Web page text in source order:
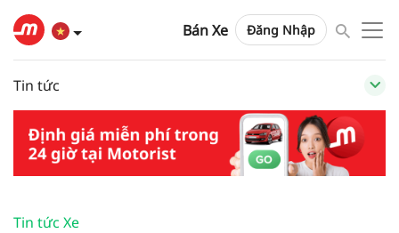
Bán Xe Đăng Nhập
Tin tức
Tin tức Xe